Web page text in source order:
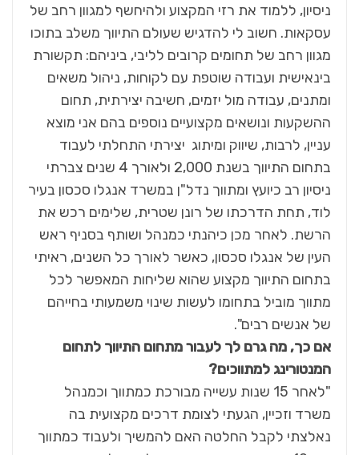
ניסיון, ללמוד את רזי המקצוע ולהיחשף למגוון רחב של
עסקאות. חשוב לי להדגיש שעולם התיווך משלב בתוכו
מגוון רחב של תחומים קרובים לליבי, ביניהם: תקשורת
בינאישית ועבודה שוטפת עם לקוחות, ניהול משאים
ומתנים, עבודה מול יזמים, חשיבה יצירתית, תחום
ההשקעות ונושאים מקצועיים נוספים בהם אני מוצא
עניין, לרבות, שיווק ומיתוג יצירתי התחלתי לעבוד
בתחום התיווך בשנת 2,000 ולאורך 4 שנים צברתי
ניסיון רב כיועץ ומתווך נדל"ן במשרד אנגלו סכסון בעיר
לוד, תחת הדרכתו של רונן שטרית, שלימים רכש את
הרשת. לאחר מכן כיהנתי כמנהל ושותף בסניף ראש
העין של אנגלו סכסון, כאשר לאורך כל השנים, ראיתי
בתחום התיווך מקצוע שהוא שליחות המאפשר לכל
מתווך מוביל בתחומו לעשות שינוי משמעותי בחייהם
של אנשים רבים".
אם כך, מה גרם לך לעבור מתחום התיווך לתחום
המנטורינג למתווכים?
"לאחר 15 שנות עשייה מבורכת כמתווך וכמנהל
משרד וזכיין, הגעתי לצומת דרכים מקצועית בה
נאלצתי לקבל החלטה האם להמשיך ולעבוד כמתווך